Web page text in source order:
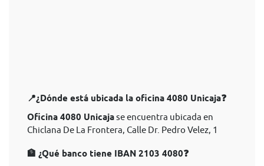
📍¿Dónde está ubicada la oficina 4080 Unicaja❓
Oficina 4080 Unicajase encuentra ubicada en
Chiclana De La Frontera, Calle Dr. Pedro Velez, 1
🏦 ¿Qué banco tiene IBAN 2103 4080❓